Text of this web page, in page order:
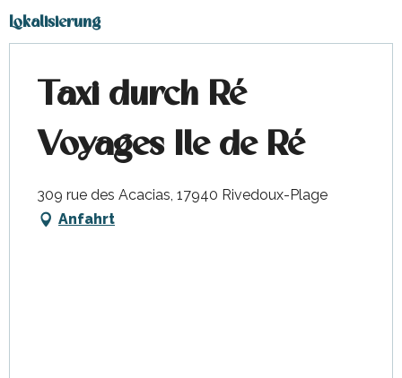
Lokalisierung
Taxi durch Ré
Voyages Ile de Ré
309 rue des Acacias, 17940 Rivedoux-Plage
Anfahrt